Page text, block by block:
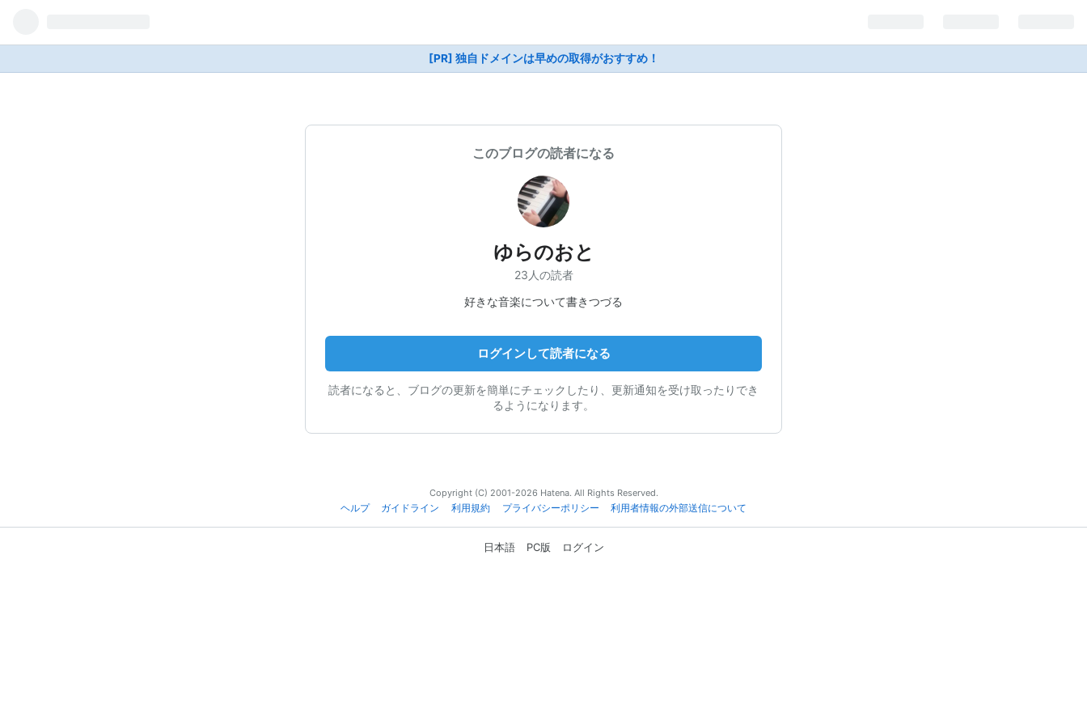
[PR] 独自ドメインは早めの取得がおすすめ！
このブログの読者になる
ゆらのおと
23人の読者
好きな音楽について書きつづる
ログインして読者になる
読者になると、ブログの更新を簡単にチェックしたり、更新通知を受け取ったりでき
るようになります。
Copyright (C) 2001-2026 Hatena. All Rights Reserved.
ヘルプ
ガイドライン 利用規約 プライバシーポリシー 利用者情報の外部送信について
日本語 PC版 ログイン